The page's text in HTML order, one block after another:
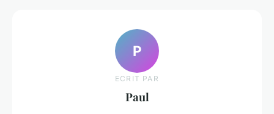
P
ECRIT PAR
Paul